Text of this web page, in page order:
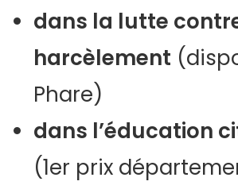
dans la lutte
harcèlement
Phare)
dans l’éducation
(1er prix